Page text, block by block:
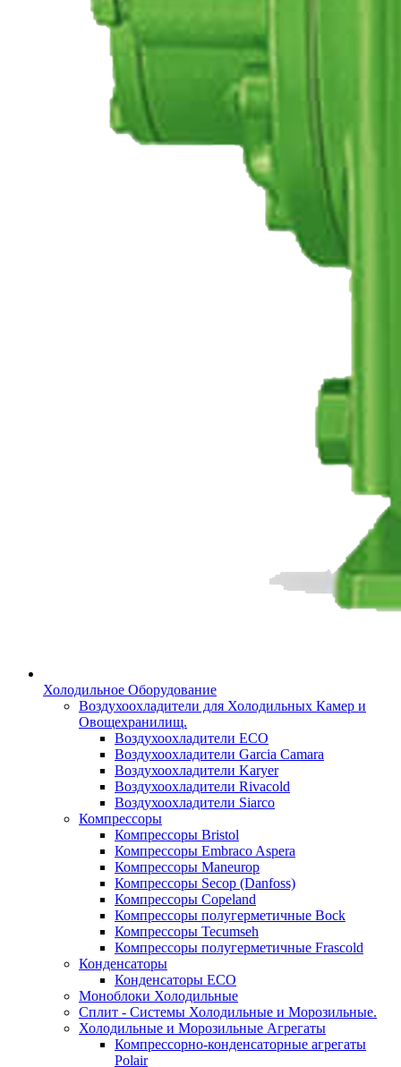
Холодильное Оборудование
Воздухоохладители для Холодильных Камер и
Овощехранилищ.
Воздухоохладители ECO
Воздухоохладители Garcia Camara
Воздухоохладители Karyer
Воздухоохладители Rivacold
Воздухоохладители Siarco
Компрессоры
Компрессоры Bristol
Компрессоры Embraco Aspera
Компрессоры Maneurop
Компрессоры Secop (Danfoss)
Компрессоры Copeland
Компрессоры полугерметичные Bock
Компрессоры Tecumseh
Компрессоры полугерметичные Frascold
Конденсаторы
Конденсаторы ECO
Моноблоки Холодильные
Сплит - Системы Холодильные и Морозильные.
Холодильные и Морозильные Агрегаты
Компрессорно-конденсаторные агрегаты
Polair